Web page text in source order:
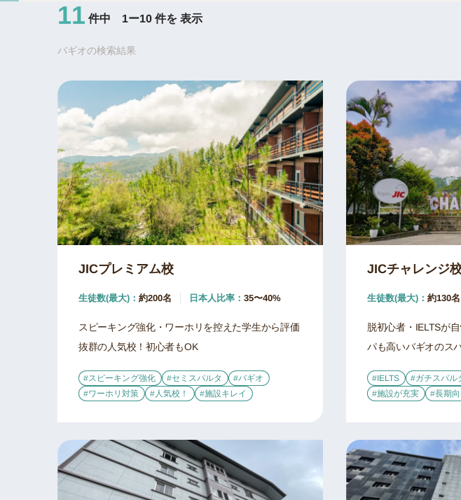
11 件中 1ー10 件を 表示
バギオの検索結果
JICプレミアム校
生徒数(最大)： 約200名 日本人比率： 35〜40%
スピーキング強化・ワーホリを控えた学生から評価
抜群の人気校！初心者もOK
#スピーキング強化 #セミスパルタ #バギオ
#ワーホリ対策 #人気校！ #施設キレイ
JICチャレンジ
生徒数(最大)： 約130名
脱初心者・IELTSが
パも高いバギオのス
#IELTS #ガチスパル
#施設が充実 #長期